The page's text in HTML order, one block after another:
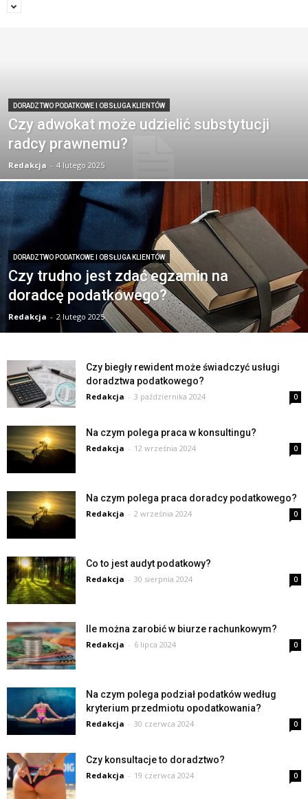
DORADZTWO PODATKOWE I OBSŁUGA KLIENTÓW
Czy adwokat może udzielić substytucji
radcy prawnemu?
Redakcja - 4 lutego 2025
DORADZTWO PODATKOWE I OBSŁUGA KLIENTÓW
Czy trudno jest zdać egzamin na
doradcę podatkowego?
Redakcja - 2 lutego 2025
Czy biegły rewident może świadczyć usługi
doradztwa podatkowego?
Redakcja - 3 października 2024 0
Na czym polega praca w konsultingu?
Redakcja - 12 września 2024 0
Na czym polega praca doradcy podatkowego?
Redakcja - 2 września 2024 0
Co to jest audyt podatkowy?
Redakcja - 30 sierpnia 2024 0
Ile można zarobić w biurze rachunkowym?
Redakcja - 6 lipca 2024 0
Na czym polega podział podatków według
kryterium przedmiotu opodatkowania?
Redakcja - 30 czerwca 2024 0
Czy konsultacje to doradztwo?
Redakcja - 19 czerwca 2024 0